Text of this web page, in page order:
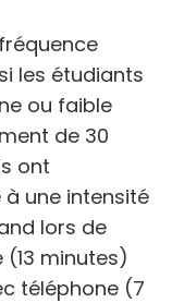
les étudiants
ou faible
de 30
ont
une intensité
lors de
minutes)
téléphone (7